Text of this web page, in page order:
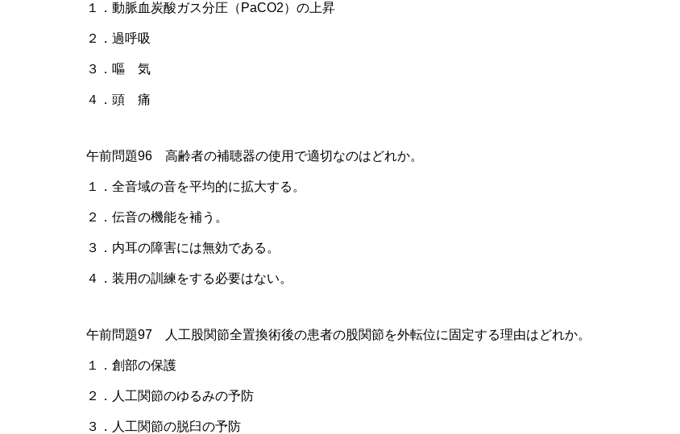
１．動脈血炭酸ガス分圧（PaCO2）の上昇
２．過呼吸
３．嘔 気
４．頭 痛
午前問題96 高齢者の補聴器の使用で適切なのはどれか。
１．全音域の音を平均的に拡大する。
２．伝音の機能を補う。
３．内耳の障害には無効である。
４．装用の訓練をする必要はない。
午前問題97 人工股関節全置換術後の患者の股関節を外転位に固定する理由はどれか。
１．創部の保護
２．人工関節のゆるみの予防
３．人工関節の脱臼の予防